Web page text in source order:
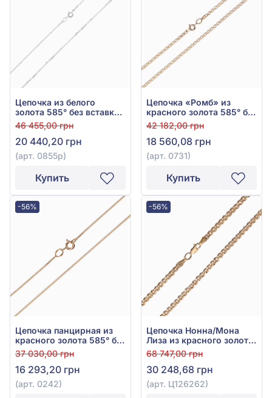
Цепочка из белого
золота 585° без вставки,
арт. 0855р
46 455,00 грн
20 440,20 грн
(арт. 0855р)
Купить
Цепочка «Ромб» из
красного золота 585° без
вставки, арт. 0731
42 182,00 грн
18 560,08 грн
(арт. 0731)
Купить
-56%
Цепочка панцирная из
красного золота 585° без
вставки, арт. 0242
37 030,00 грн
16 293,20 грн
(арт. 0242)
-56%
Цепочка Нонна/Мона
Лиза из красного золота
585°, арт. Ц126262
68 747,00 грн
30 248,68 грн
(арт. Ц126262)